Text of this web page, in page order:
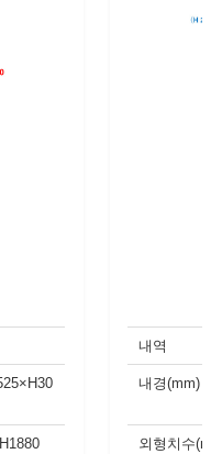
내역
내경(mm)
외형치수